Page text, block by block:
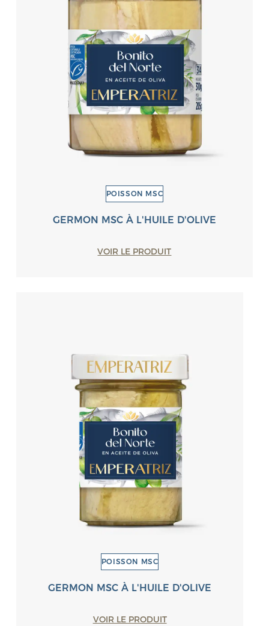
POISSON MSC
GERMON MSC À L'HUILE D'OLIVE
VOIR LE PRODUIT
POISSON MSC
GERMON MSC À L'HUILE D'OLIVE
VOIR LE PRODUIT